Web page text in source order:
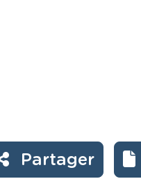
Partager